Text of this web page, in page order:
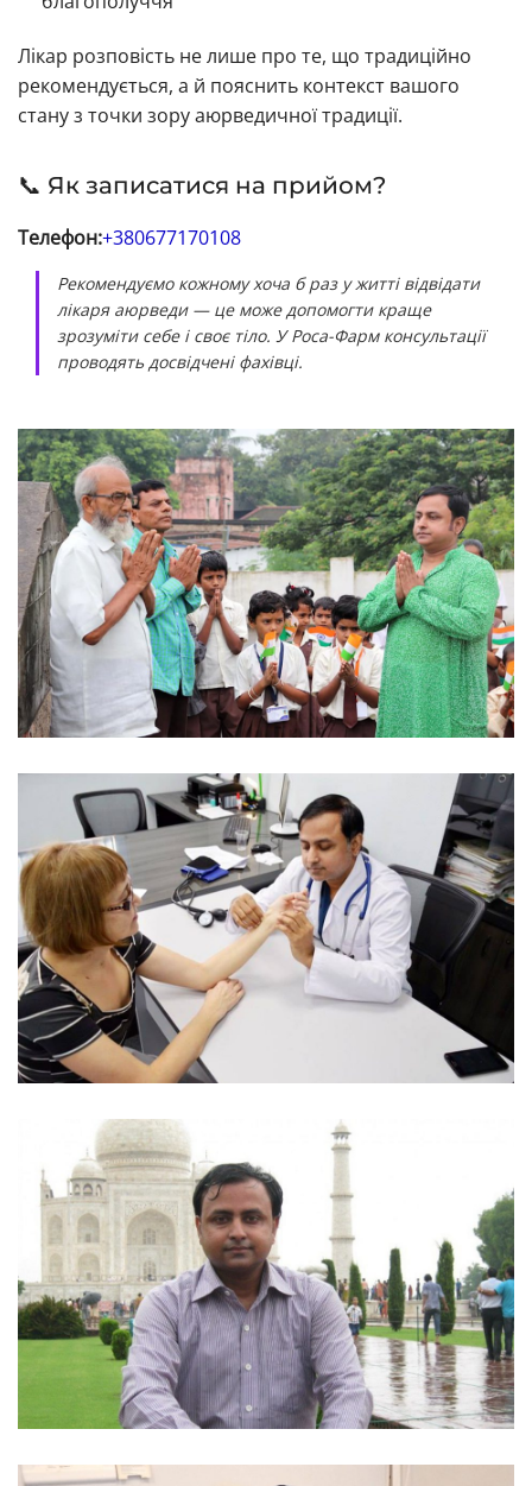
Лікар розповість не лише про те, що традиційно
рекомендується, а й пояснить контекст вашого
стану з точки зору аюрведичної традиції.
📞 Як записатися на прийом?
Телефон:+380677170108
Рекомендуємо кожному хоча б раз у житті відвідати
лікаря аюрведи — це може допомогти краще
зрозуміти себе і своє тіло. У Роса-Фарм консультації
проводять досвідчені фахівці.